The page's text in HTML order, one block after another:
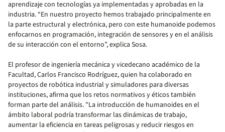
aprendizaje con tecnologías ya implementadas y aprobadas en la
industria. “En nuestro proyecto hemos trabajado principalmente en
la parte estructural y electrónica, pero con este humanoide podemos
enfocarnos en programación, integración de sensores y en el análisis
de su interacción con el entorno”, explica Sosa.
El profesor de ingeniería mecánica y vicedecano académico de la
Facultad, Carlos Francisco Rodríguez, quien ha colaborado en
proyectos de robótica industrial y simuladores para diversas
instituciones, afirma que los retos normativos y éticos también
forman parte del análisis. "La introducción de humanoides en el
ámbito laboral podría transformar las dinámicas de trabajo,
aumentar la eficiencia en tareas peligrosas y reducir riesgos en